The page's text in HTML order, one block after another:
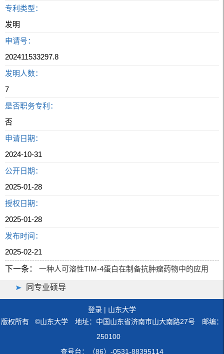
专利类型：
发明
申请号：
202411533297.8
发明人数：
7
是否职务专利：
否
申请日期：
2024-10-31
公开日期：
2025-01-28
授权日期：
2025-01-28
发布时间：
2025-02-21
下一条：
一种人可溶性TIM-4蛋白在制备抗肿瘤药物中的应用
同专业硕导
登录 | 山东大学
版权所有 ©山东大学 地址：中国山东省济南市山大南路27号 邮编：
250100
查号台：（86）-0531-88395114